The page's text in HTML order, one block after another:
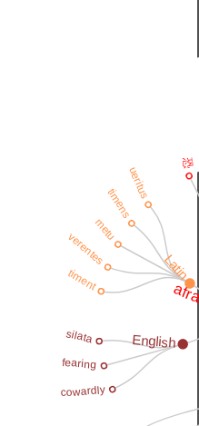
English
cowardly
fearing
silata
Latin
timent
verentes
metu
timens
ueritus
恐